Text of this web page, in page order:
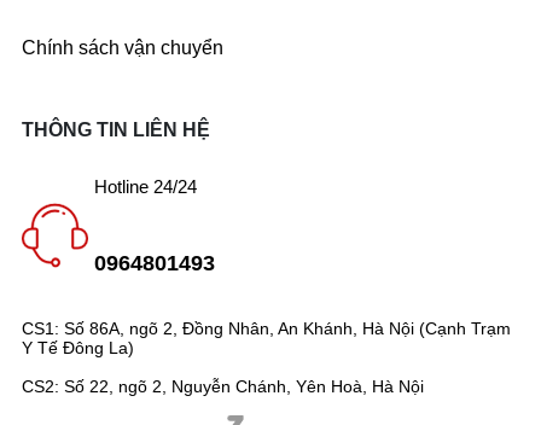
Chính sách vận chuyển
CS1: Số 86A, ngõ 2, Đồng Nhân, An Khánh, Hà Nội (Cạnh Trạm
Y Tế Đông La)
CS2: Số 22, ngõ 2, Nguyễn Chánh, Yên Hoà, Hà Nội
THÔNG TIN LIÊN HỆ
Hotline 24/24
0964801493